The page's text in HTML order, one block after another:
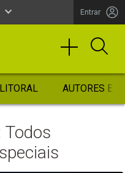
Entrar
LITORAL AUTORES
Todos